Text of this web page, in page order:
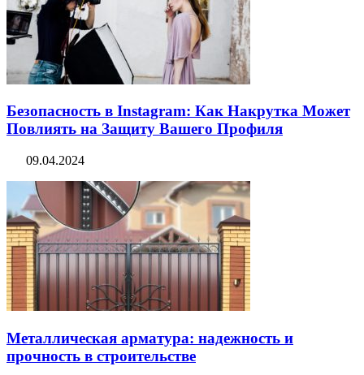
Безопасность в Instagram: Как Накрутка Может
Повлиять на Защиту Вашего Профиля
09.04.2024
Металлическая арматура: надежность и
прочность в строительстве